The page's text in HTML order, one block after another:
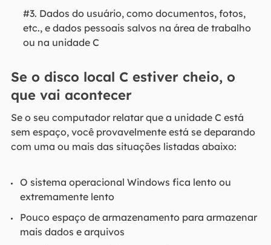
#3. Dados do usuário, como documentos, fotos,
etc., e dados pessoais salvos na área de trabalho
ou na unidade C
Se o disco local C estiver cheio, o
que vai acontecer
Se o seu computador relatar que a unidade C está
sem espaço, você provavelmente está se deparando
com uma ou mais das situações listadas abaixo:
O sistema operacional Windows fica lento ou
extremamente lento
Pouco espaço de armazenamento para armazenar
mais dados e arquivos